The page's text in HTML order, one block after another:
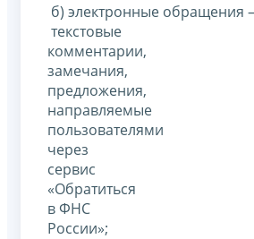
б) электронные обращения –
текстовые
комментарии,
замечания,
предложения,
направляемые
пользователями
через
сервис
«Обратиться
в ФНС
России»;